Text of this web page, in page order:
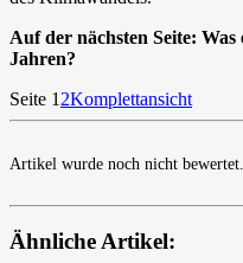
Auf der nächsten Seite:
Jahren?
Seite 1 2Komplettansicht
Artikel wurde noch nicht bewertet.
Ähnliche Artikel: